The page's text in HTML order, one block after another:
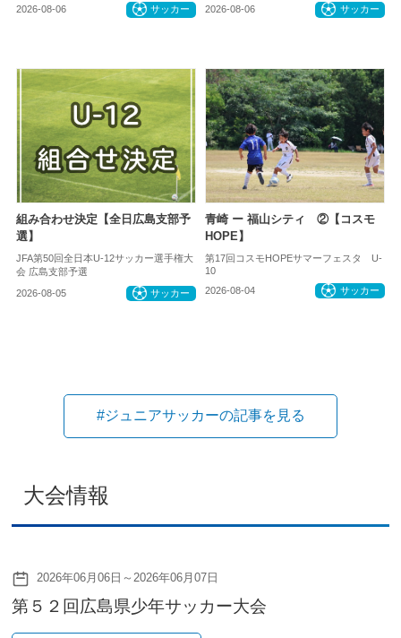
2026-08-06 サッカー 2026-08-06 サッカー
組み合わせ決定【全日広島支部予
選】
JFA第50回全日本U-12サッカー選手権大
会 広島支部予選
2026-08-05 サッカー
青崎 ー 福山シティ ②【コスモ
HOPE】
第17回コスモHOPEサマーフェスタ U-
10
2026-08-04
サッカー
#ジュニアサッカーの記事を見る
大会情報
2026年06月06日～2026年06月07日
第５２回広島県少年サッカー大会